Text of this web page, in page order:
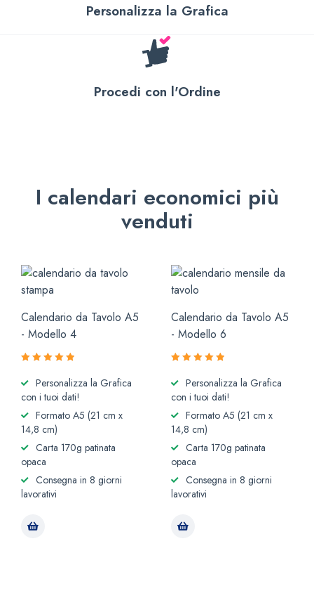
Personalizza la Grafica
Procedi con l'Ordine
I calendari economici più
venduti
Calendario da Tavolo A5
- Modello 4
5.00su 5
Personalizza la Grafica
con i tuoi dati!
Formato A5 (21 cm x
14,8 cm)
Carta 170g patinata
opaca
Consegna in 8 giorni
lavorativi
Calendario da Tavolo A5
- Modello 6
5.00su 5
Personalizza la Grafica
con i tuoi dati!
Formato A5 (21 cm x
14,8 cm)
Carta 170g patinata
opaca
Consegna in 8 giorni
lavorativi